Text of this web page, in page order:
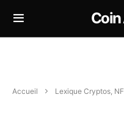
Coin
Accueil Lexique Cryptos,